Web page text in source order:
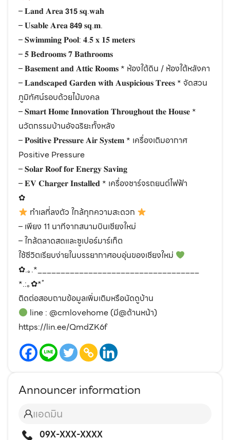
– 𝐋𝐚𝐧𝐝 𝐀𝐫𝐞𝐚 𝟯𝟭𝟱 𝐬𝐪.𝐰𝐚𝐡
– 𝐔𝐬𝐚𝐛𝐥𝐞 𝐀𝐫𝐞𝐚 𝟴𝟰𝟵 𝐬𝐪.𝐦.
– 𝐒𝐰𝐢𝐦𝐦𝐢𝐧𝐠 𝐏𝐨𝐨𝐥: 𝟒.𝟓 𝐱 𝟏𝟓 𝐦𝐞𝐭𝐞𝐫𝐬
– 𝟓 𝐁𝐞𝐝𝐫𝐨𝐨𝐦𝐬 𝟕 𝐁𝐚𝐭𝐡𝐫𝐨𝐨𝐦𝐬
– 𝐁𝐚𝐬𝐞𝐦𝐞𝐧𝐭 𝐚𝐧𝐝 𝐀𝐭𝐭𝐢𝐜 𝐑𝐨𝐨𝐦𝐬 * ห้องใต้ดิน / ห้องใต้หลังคา
– 𝐋𝐚𝐧𝐝𝐬𝐜𝐚𝐩𝐞𝐝 𝐆𝐚𝐫𝐝𝐞𝐧 𝐰𝐢𝐭𝐡 𝐀𝐮𝐬𝐩𝐢𝐜𝐢𝐨𝐮𝐬 𝐓𝐫𝐞𝐞𝐬 * จัดสวน
ภูมิทัศน์รอบด้วยไม้มงคล
– 𝐒𝐦𝐚𝐫𝐭 𝐇𝐨𝐦𝐞 𝐈𝐧𝐧𝐨𝐯𝐚𝐭𝐢𝐨𝐧 𝐓𝐡𝐫𝐨𝐮𝐠𝐡𝐨𝐮𝐭 𝐭𝐡𝐞 𝐇𝐨𝐮𝐬𝐞 *
นวัตกรรมบ้านอัจฉริยะทั้งหลัง
– 𝐏𝐨𝐬𝐢𝐭𝐢𝐯𝐞 𝐏𝐫𝐞𝐬𝐬𝐮𝐫𝐞 𝐀𝐢𝐫 𝐒𝐲𝐬𝐭𝐞𝐦 * เครื่องเติมอากาศ
Positive Pressure
– 𝐒𝐨𝐥𝐚𝐫 𝐑𝐨𝐨𝐟 𝐟𝐨𝐫 𝐄𝐧𝐞𝐫𝐠𝐲 𝐒𝐚𝐯𝐢𝐧𝐠
– 𝐄𝐕 𝐂𝐡𝐚𝐫𝐠𝐞𝐫 𝐈𝐧𝐬𝐭𝐚𝐥𝐥𝐞𝐝 * เครื่องชาร์จรถยนต์ไฟฟ้า
✿
ทำเลที่ลงตัว ใกล้ทุกความสะดวก
– เพียง 11 นาทีจากสนามบินเชียงใหม่
– ใกล้ตลาดสดและซูเปอร์มาร์เก็ต
ใช้ชีวิตเรียบง่ายในบรรยากาศอบอุ่นของเชียงใหม่
✿.｡.*___________________________________
*.:｡✿*ﾟ
ติดต่อสอบถามข้อมูลเพิ่มเติมหรือนัดดูบ้าน
line : @cmlovehome (มี@ด้านหน้า)
https://lin.ee/QmdZK6f
Announcer information
แอดมิน
09X-XXX-XXXX